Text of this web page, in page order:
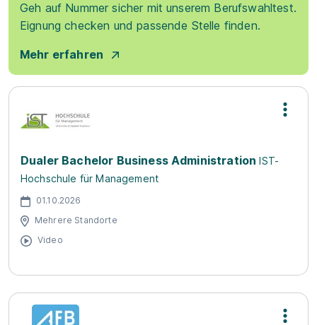
Geh auf Nummer sicher mit unserem Berufswahltest.
Eignung checken und passende Stelle finden.
Mehr erfahren
Dualer Bachelor Business Administration IST-
Hochschule für Management
01.10.2026
Mehrere Standorte
Video